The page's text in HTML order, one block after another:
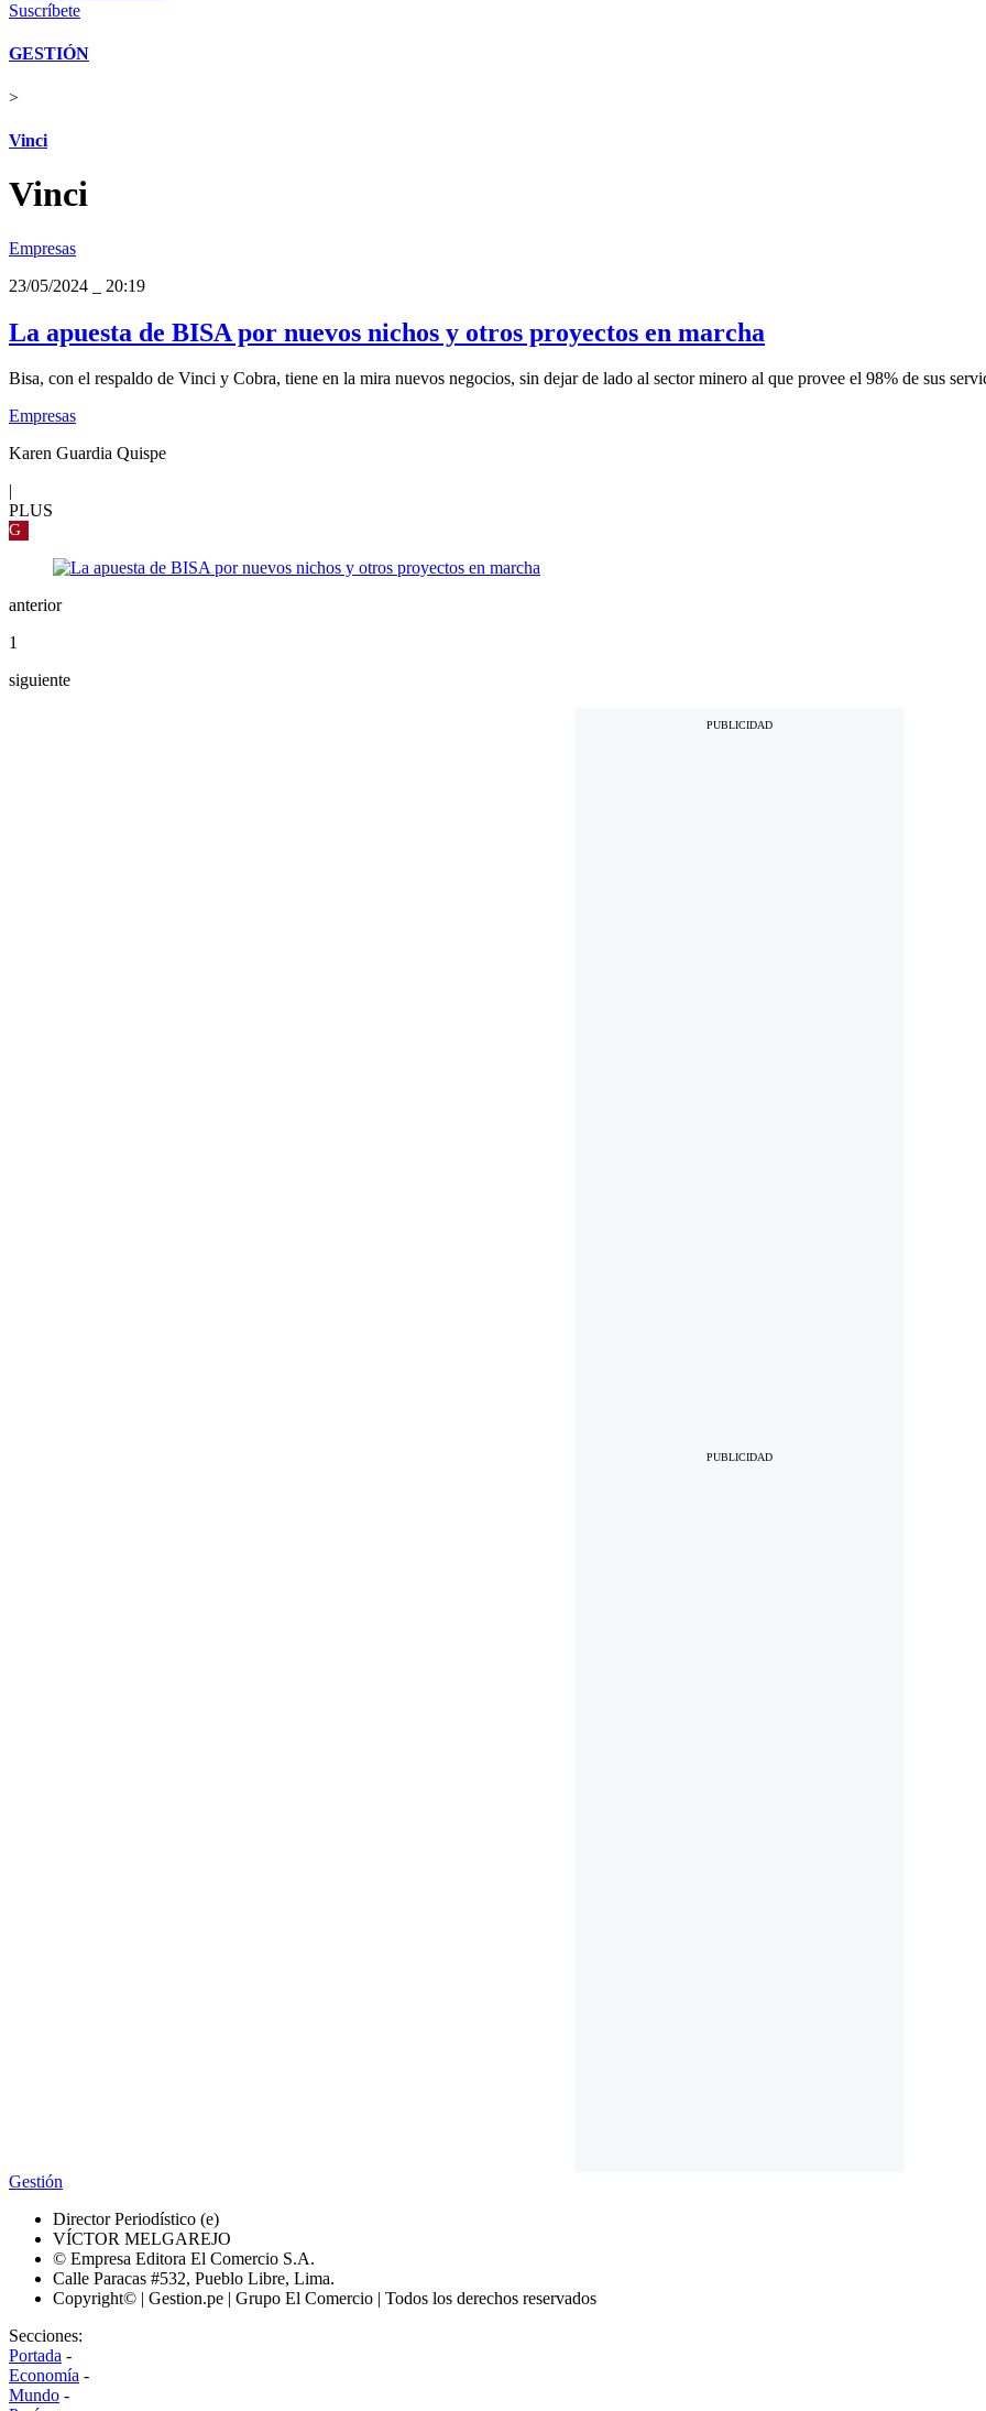
Suscríbete
GESTIÓN
>
Vinci
Vinci
Empresas
23/05/2024
20:19
La apuesta de BISA por nuevos nichos y otros proyectos en marcha
Bisa, con el respaldo de Vinci y Cobra, tiene en la mira nuevos negocios, sin dejar de lado al sector minero al que provee el 98% de sus
Empresas
Karen Guardia Quispe
PLUS
G
anterior
1
siguiente
Gestión
Director Periodístico (e)
VÍCTOR MELGAREJO
© Empresa Editora El Comercio S.A.
Calle Paracas #532, Pueblo Libre, Lima.
Copyright© | Gestion.pe | Grupo El Comercio | Todos los derechos reservados
Secciones:
Portada -
Economía -
Mundo -